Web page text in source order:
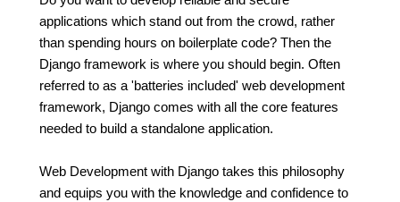
applications which stand out from the crowd, rather
than spending hours on boilerplate code? Then the
Django framework is where you should begin. Often
referred to as a 'batteries included' web development
framework, Django comes with all the core features
needed to build a standalone application.
Web Development with Django takes this philosophy
and equips you with the knowledge and confidence to